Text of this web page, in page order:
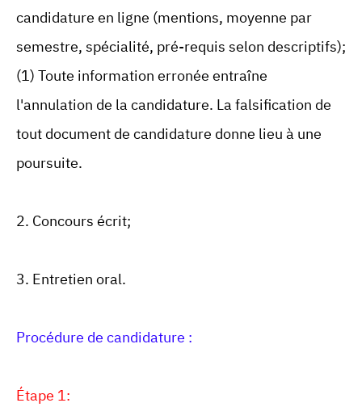
candidature en ligne (mentions, moyenne par
semestre, spécialité, pré-requis selon descriptifs);
(1) Toute information erronée entraîne
l'annulation de la candidature. La falsification de
tout document de candidature donne lieu à une
poursuite.
2. Concours écrit;
3. Entretien oral.
Procédure de candidature :
Étape 1: